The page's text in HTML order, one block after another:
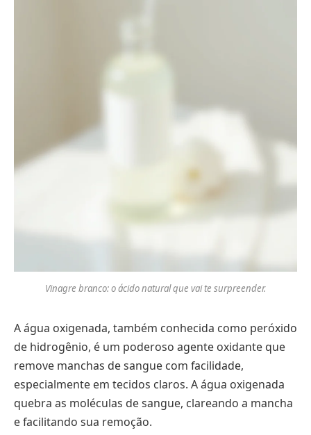
Vinagre branco: o ácido natural que vai te surpreender.
A água oxigenada, também conhecida como peróxido
de hidrogênio, é um poderoso agente oxidante que
remove manchas de sangue com facilidade,
especialmente em tecidos claros. A água oxigenada
quebra as moléculas de sangue, clareando a mancha
e facilitando sua remoção.